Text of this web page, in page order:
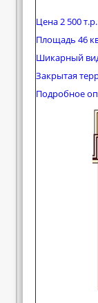
Цена 2 500 т.р.
Площадь 46
Шикарный
Закрытая
Подробное